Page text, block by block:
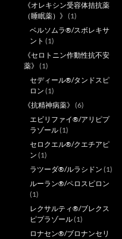
《オレキシン受容体拮抗薬
（睡眠薬）》 (1)
ベルソムラ®/スボレキサ
ント (1)
《セロトニン作動性抗不安
薬》 (1)
セディール®/タンドスピ
ロン (1)
《抗精神病薬》 (6)
エビリファイ®/アリピプ
ラゾール(1)
セロクエル®/クエチアピ
ン (1)
ラツーダ®/ルラシドン (1)
ルーラン®/ペロスピロン
(1)
レクサルティ®/ブレクス
ピプラゾール(1)
ロナセン®/ブロナンセリ